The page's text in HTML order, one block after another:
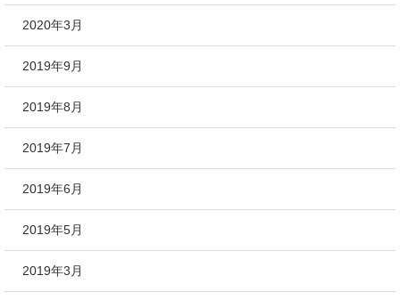
2020年3月
2019年9月
2019年8月
2019年7月
2019年6月
2019年5月
2019年3月